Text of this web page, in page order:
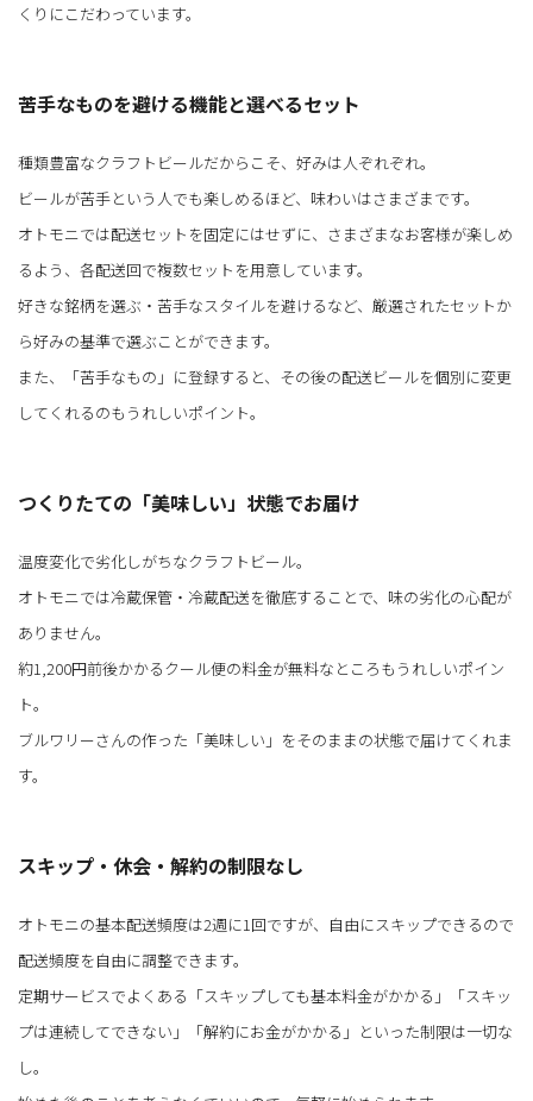
くりにこだわっています。
苦手なものを避ける機能と選べるセット
種類豊富なクラフトビールだからこそ、好みは人ぞれぞれ。
ビールが苦手という人でも楽しめるほど、味わいはさまざまです。
オトモニでは配送セットを固定にはせずに、さまざまなお客様が楽しめ
るよう、各配送回で複数セットを用意しています。
好きな銘柄を選ぶ・苦手なスタイルを避けるなど、厳選されたセットか
ら好みの基準で選ぶことができます。
また、「苦手なもの」に登録すると、その後の配送ビールを個別に変更
してくれるのもうれしいポイント。
つくりたての「美味しい」状態でお届け
温度変化で劣化しがちなクラフトビール。
オトモニでは冷蔵保管・冷蔵配送を徹底することで、味の劣化の心配が
ありません。
約1,200円前後かかるクール便の料金が無料なところもうれしいポイン
ト。
ブルワリーさんの作った「美味しい」をそのままの状態で届けてくれま
す。
スキップ・休会・解約の制限なし
オトモニの基本配送頻度は2週に1回ですが、自由にスキップできるので
配送頻度を自由に調整できます。
定期サービスでよくある「スキップしても基本料金がかかる」「スキッ
プは連続してできない」「解約にお金がかかる」といった制限は一切な
し。